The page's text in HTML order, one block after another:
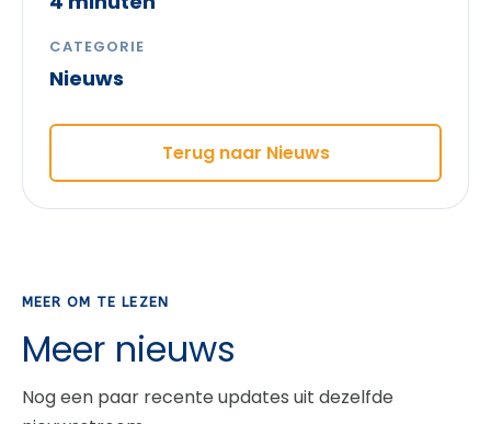
CATEGORIE
Nieuws
Terug naar Nieuws
MEER OM TE LEZEN
Meer nieuws
Nog een paar recente updates uit dezelfde